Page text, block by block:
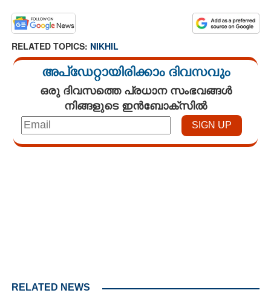
RELATED TOPICS: NIKHIL
അപ്ഡേറ്റായിരിക്കാം ദിവസവും
ഒരു ദിവസത്തെ പ്രധാന സംഭവങ്ങൾ
നിങ്ങളുടെ ഇൻബോക്സിൽ
RELATED NEWS